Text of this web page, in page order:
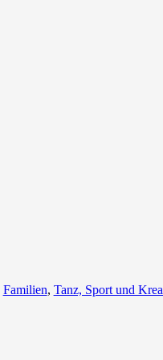
Familien, Tanz, Sport und